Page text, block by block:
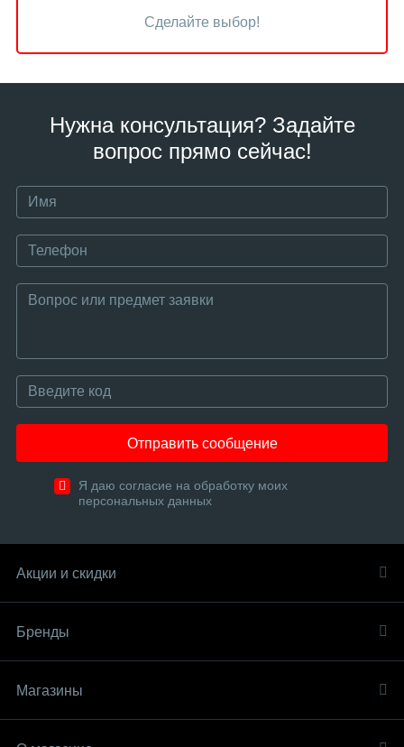
Сделайте выбор!
Нужна консультация? Задайте
вопрос прямо сейчас!
Отправить сообщение
Я даю согласие на обработку моих
персональных данных
Акции и скидки
Бренды
Магазины